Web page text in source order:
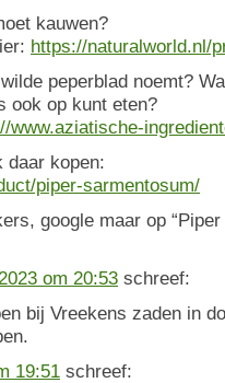
kauwen?
https://naturalworld.nl/
peperblad noemt?
ook op kunt eten?
www.aziatische-
daar kopen:
piper-sarmentosum/
google maar op
om 20:53 schreef:
bij Vreekens zaden in
19:51 schreef: